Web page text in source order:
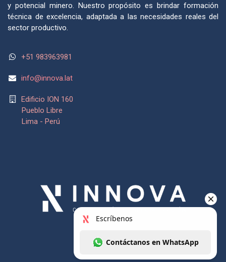
y potencial minero. Nuestro propósito es brindar formación
técnica de excelencia, adaptada a las necesidades reales del
sector productivo.
+51 983963981
info@innova.lat
Edificio ION 160
Pueblo Libre
Lima - Perú